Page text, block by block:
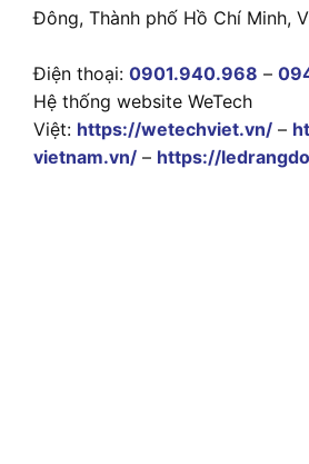
Đông, Thành phố Hồ Chí Minh,
Điện thoại: 0901.940.968 –
Hệ thống website WeTech
Việt: https://wetechviet.vn/ –
vietnam.vn/ – https://